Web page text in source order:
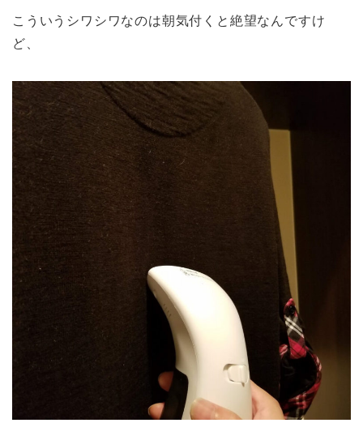
こういうシワシワなのは朝気付くと絶望なんですけ
ど、